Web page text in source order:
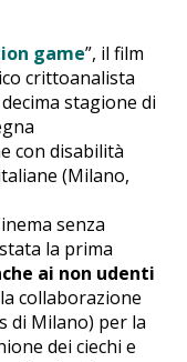
game”, il film
crittoanalista
stagione di
con disabilità
(Milano,
senza
la prima
ai non udenti
collaborazione
di Milano) per la
dei ciechi e